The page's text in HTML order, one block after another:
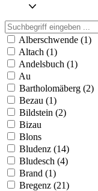
Alberschwende (1)
Altach (1)
Andelsbuch (1)
Au
Bartholomäberg (2)
Bezau (1)
Bildstein (2)
Bizau
Blons
Bludenz (14)
Bludesch (4)
Brand (1)
Bregenz (21)